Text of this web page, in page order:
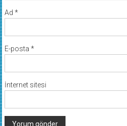
Ad *
E-posta *
İnternet sitesi